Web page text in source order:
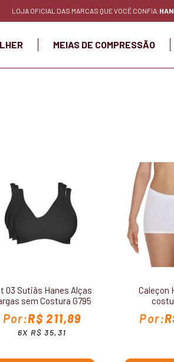
LOJA OFICIAL DAS MARCAS QUE VOCÊ CONFIA:
MEIAS DE COMPRESSÃO
03 Sutiãs Hanes Alças
sem Costura G795
R$ 211,89
6X R$ 35,31
Caleçon